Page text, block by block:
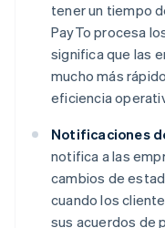
tener un tiempo
PayTo procesa
significa que las
mucho más
eficiencia
Notificaciones
notifica a las
cambios de
cuando los
sus acuerdos de